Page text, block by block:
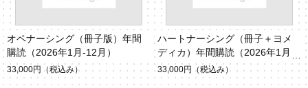
オペナーシング（冊子版）年間
購読（2026年1月-12月）
33,000円 （税込み）
ハートナーシング（冊子＋ヨメ
ディカ）年間購読（2026年1月-1
2月）
33,000円 （税込み）